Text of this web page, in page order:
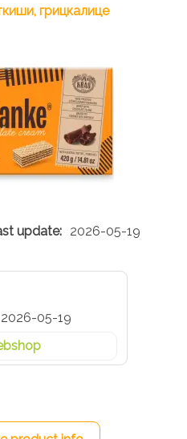
грицкалице
2026-05-19
2026-05-19